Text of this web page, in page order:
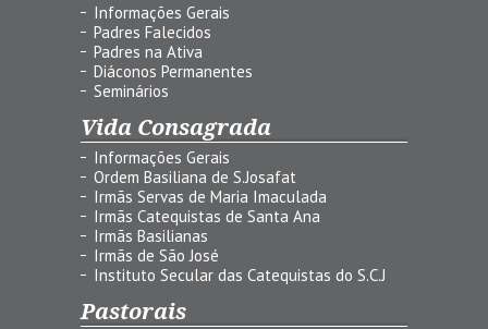
Informações Gerais
Padres Falecidos
Padres na Ativa
Diáconos Permanentes
Seminários
Vida Consagrada
Informações Gerais
Ordem Basiliana de S.Josafat
Irmãs Servas de Maria Imaculada
Irmãs Catequistas de Santa Ana
Irmãs Basilianas
Irmãs de São José
Instituto Secular das Catequistas do S.C.J
Pastorais